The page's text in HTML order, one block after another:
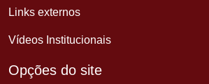
Links externos
Vídeos Institucionais
Opções do site